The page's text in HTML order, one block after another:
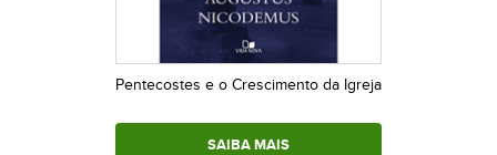
Pentecostes e o Crescimento da Igreja
SAIBA MAIS